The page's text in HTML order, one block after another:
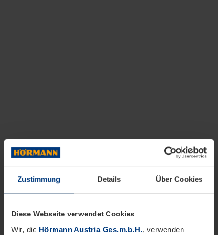
Zustimmung Details Über Cookies
Diese Webseite verwendet Cookies
Wir, die Hörmann Austria Ges.m.b.H., verwenden